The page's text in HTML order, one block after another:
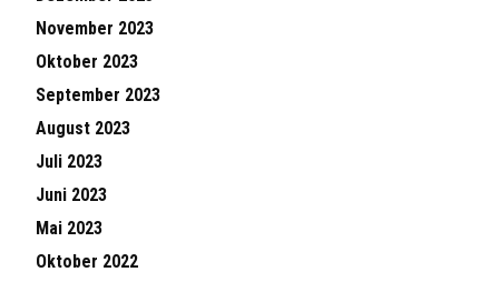
November 2023
Oktober 2023
September 2023
August 2023
Juli 2023
Juni 2023
Mai 2023
Oktober 2022